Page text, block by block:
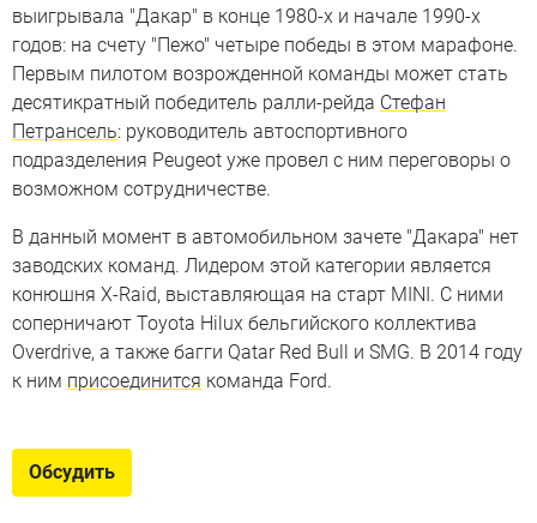
выигрывала "Дакар" в конце 1980-х и начале 1990-х
годов: на счету "Пежо" четыре победы в этом марафоне.
Первым пилотом возрожденной команды может стать
десятикратный победитель ралли-рейда Стефан
Петрансель: руководитель автоспортивного
подразделения Peugeot уже провел с ним переговоры о
возможном сотрудничестве.
В данный момент в автомобильном зачете "Дакара" нет
заводских команд. Лидером этой категории является
конюшня X-Raid, выставляющая на старт MINI. С ними
соперничают Toyota Hilux бельгийского коллектива
Overdrive, а также багги Qatar Red Bull и SMG. В 2014 году
к ним присоединится команда Ford.
Обсудить